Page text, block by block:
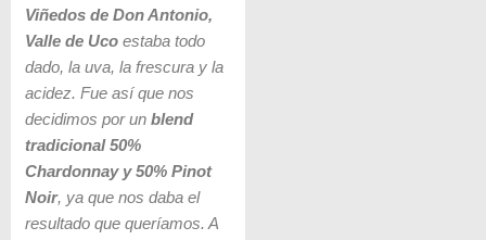
Viñedos de Don Antonio,
Valle de Ucoestaba todo
dado, la uva, la frescura y la
acidez. Fue así que nos
decidimos por un blend
tradicional 50%
Chardonnay y 50% Pinot
Noir, ya que nos daba el
resultado que queríamos. A